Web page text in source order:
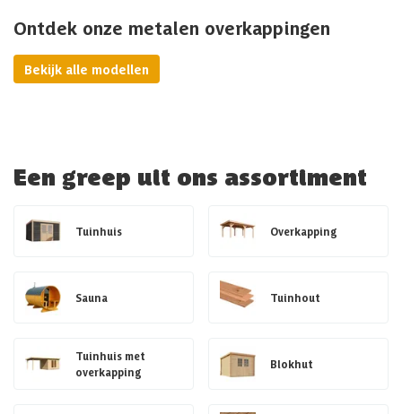
Ontdek onze metalen overkappingen
Bekijk alle modellen
Een greep uit ons assortiment
Tuinhuis Overkapping
Sauna Tuinhout
Tuinhuis met
overkapping
Blokhut